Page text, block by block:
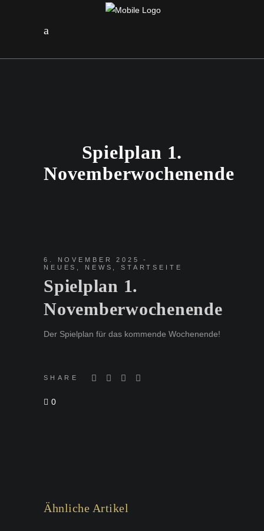
Spielplan 1.
Novemberwochenende
6. NOVEMBER 2025
NEUES
NEWS ,STARTSEITE
Spielplan 1.
Novemberwochenende
Der Spielplan für das kommende Wochenende!
SHARE
0
Ähnliche Artikel